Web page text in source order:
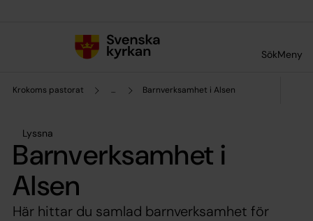
SökMeny
Krokoms pastorat ... Barnverksamhet i Alsen
Lyssna
Barnverksamhet i
Alsen
Här hittar du samlad barnverksamhet för